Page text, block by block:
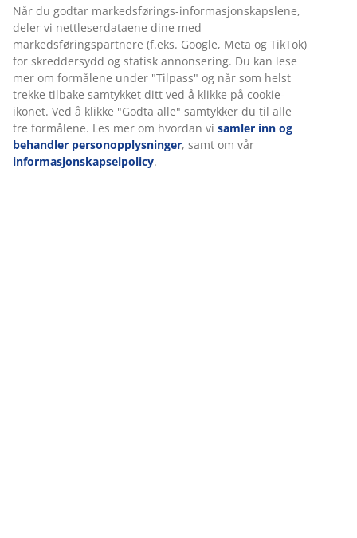
Når du godtar markedsførings-informasjonskapslene,
deler vi nettleserdataene dine med
markedsføringspartnere (f.eks. Google, Meta og TikTok)
for skreddersydd og statisk annonsering. Du kan lese
mer om formålene under "Tilpass" og når som helst
trekke tilbake samtykket ditt ved å klikke på cookie-
ikonet. Ved å klikke "Godta alle" samtykker du til alle
tre formålene. Les mer om hvordan vi samler inn og
behandler personopplysninger, samt om vår
informasjonskapselpolicy.